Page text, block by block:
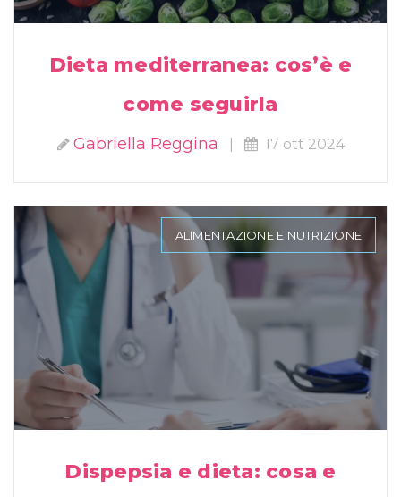
Dieta mediterranea: cos’è e
come seguirla
Gabriella Reggina 17 ott 2024
ALIMENTAZIONE E NUTRIZIONE
Dispepsia e dieta: cosa e